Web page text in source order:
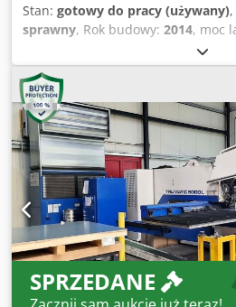
Stan: gotowy do pracy (używany)
sprawny, Rok budowy: 2014, moc
Maksymalny zakres roboczy: 2500
zakres roboczy: 1250 mm
Moc lasera: 3000 watów
maszyna - Współrzędne
wysokiej precyzji - Stabilna, łatwo
Magazynek liniowy z 21 pozycjami
Napędy z bezobsługowymi
Urządzenie śledzące z
dociskowym - Przełącznik nożny
stoły kulkowe - 2 części klapy 500
skupienia - Linia Nitro - Szybka
cylindra wyrzutowego -
Lasery TRUMPF - Laser
wyjściem LLK - Wzbudzenie
SPRZEDANE